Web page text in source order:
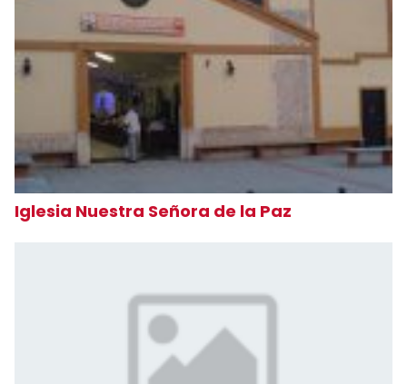
Iglesia Nuestra Señora de la Paz